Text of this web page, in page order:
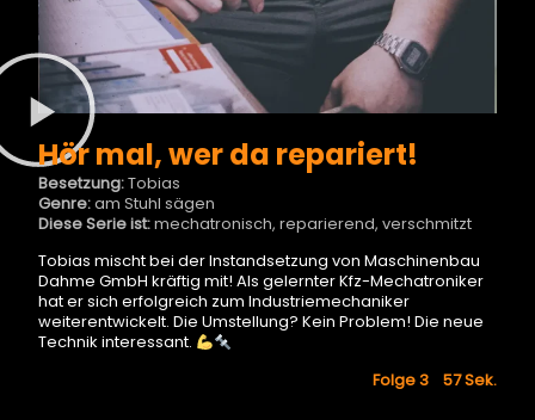
Hör mal, wer da repariert!
Besetzung:Tobias
Genre:am Stuhl sägen
Diese Serie ist:mechatronisch, reparierend, verschmitzt
Tobias mischt bei der Instandsetzung von Maschinenbau
Dahme GmbH kräftig mit! Als gelernter Kfz-Mechatroniker
hat er sich erfolgreich zum Industriemechaniker
weiterentwickelt. Die Umstellung? Kein Problem! Die neue
Technik interessant.
Folge 3 57Sek.